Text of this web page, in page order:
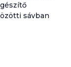
sávban